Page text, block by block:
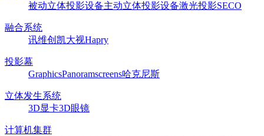
被动立体投影设备主动立体投影设备激光投影SECO
融合系统
讯维创凯大视Hapry
投影幕
GraphicsPanoramscreens哈克尼斯
立体发生系统
3D显卡3D眼镜
计算机集群